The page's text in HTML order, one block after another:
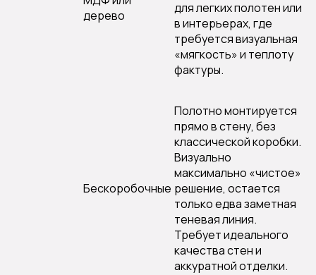
дерево
для легких полотен или
в интерьерах, где
требуется визуальная
«мягкость» и теплоту
фактуры.
Бескоробочные
Полотно монтируется
прямо в стену, без
классической коробки.
Визуально
максимально «чистое»
решение, остается
только едва заметная
теневая линия.
Требует идеального
качества стен и
аккуратной отделки.